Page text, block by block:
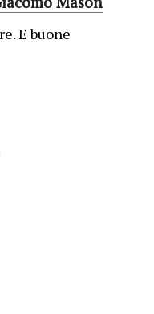
E buone